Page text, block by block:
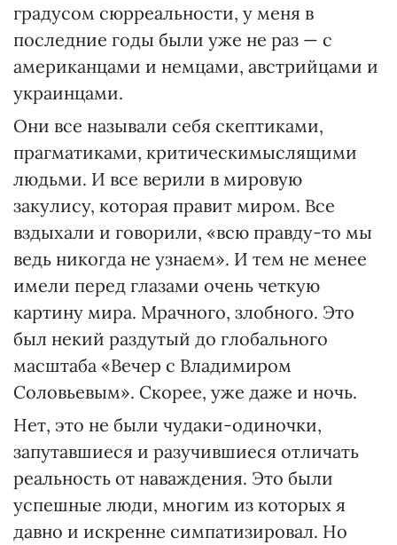
градусом сюрреальности, у меня в
последние годы были уже не раз — с
американцами и немцами, австрийцами и
украинцами.
Они все называли себя скептиками,
прагматиками, критическимыслящими
людьми. И все верили в мировую
закулису, которая правит миром. Все
вздыхали и говорили, «всю правду-то мы
ведь никогда не узнаем». И тем не менее
имели перед глазами очень четкую
картину мира. Мрачного, злобного. Это
был некий раздутый до глобального
масштаба «Вечер с Владимиром
Соловьевым». Скорее, уже даже и ночь.
Нет, это не были чудаки-одиночки,
запутавшиеся и разучившиеся отличать
реальность от наваждения. Это были
успешные люди, многим из которых я
давно и искренне симпатизировал. Но